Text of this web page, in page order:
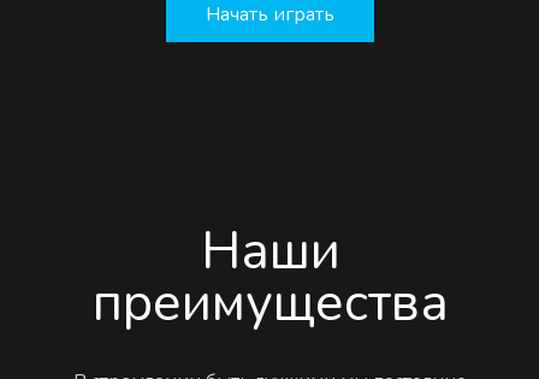
Начать играть
Наши
преимущества